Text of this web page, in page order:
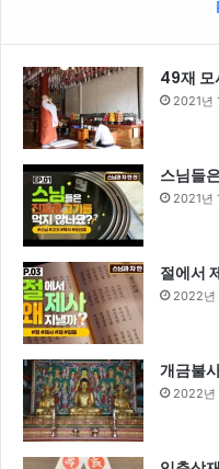
49재 모
2021년
스님들
2021년
절에서
2022년
개금불
2022년